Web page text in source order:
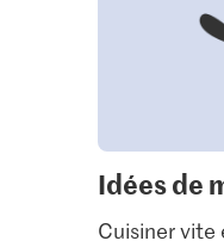
Idées de
Cuisiner vite